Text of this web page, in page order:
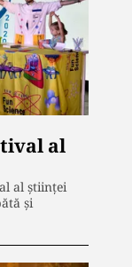
al
al ştiinţei
şi